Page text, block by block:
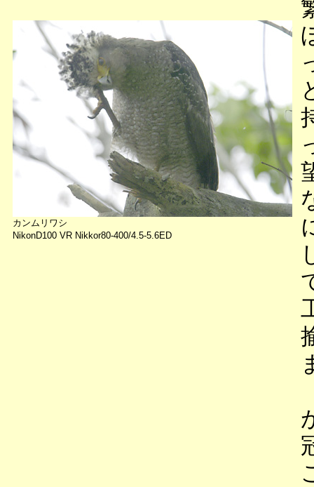
カンムリワシ
NikonD100 VR Nikkor80-400/4.5-5.6ED